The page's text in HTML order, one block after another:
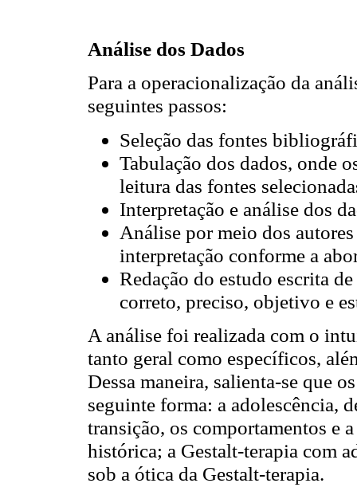
Análise dos Dados
Para a operacionalização da
seguintes passos:
Seleção das fontes
Tabulação dos dados, onde
leitura das fontes
Interpretação e análise dos
Análise por meio dos
interpretação conforme a
Redação do estudo escrita
correto, preciso, objetivo e
A análise foi realizada com o
tanto geral como específicos,
Dessa maneira, salienta-se que
seguinte forma: a adolescência,
transição, os comportamentos e
histórica; a Gestalt-terapia com
sob a ótica da Gestalt-terapia.